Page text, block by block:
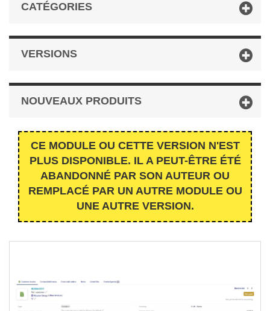
CATÉGORIES
VERSIONS
NOUVEAUX PRODUITS
CE MODULE OU CETTE VERSION N'EST
PLUS DISPONIBLE. IL A PEUT-ÊTRE ÉTÉ
ABANDONNÉ PAR SON AUTEUR OU
REMPLACÉ PAR UN AUTRE MODULE OU
UNE AUTRE VERSION.